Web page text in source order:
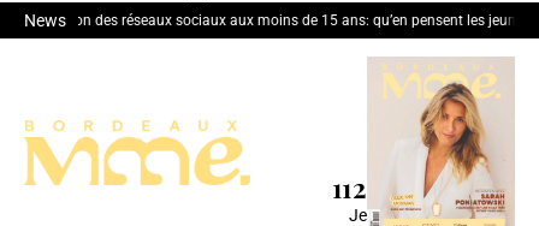
News
Interdiction des réseaux sociaux aux moins de 15 ans: qu’en pensent les jeunes
112
Je